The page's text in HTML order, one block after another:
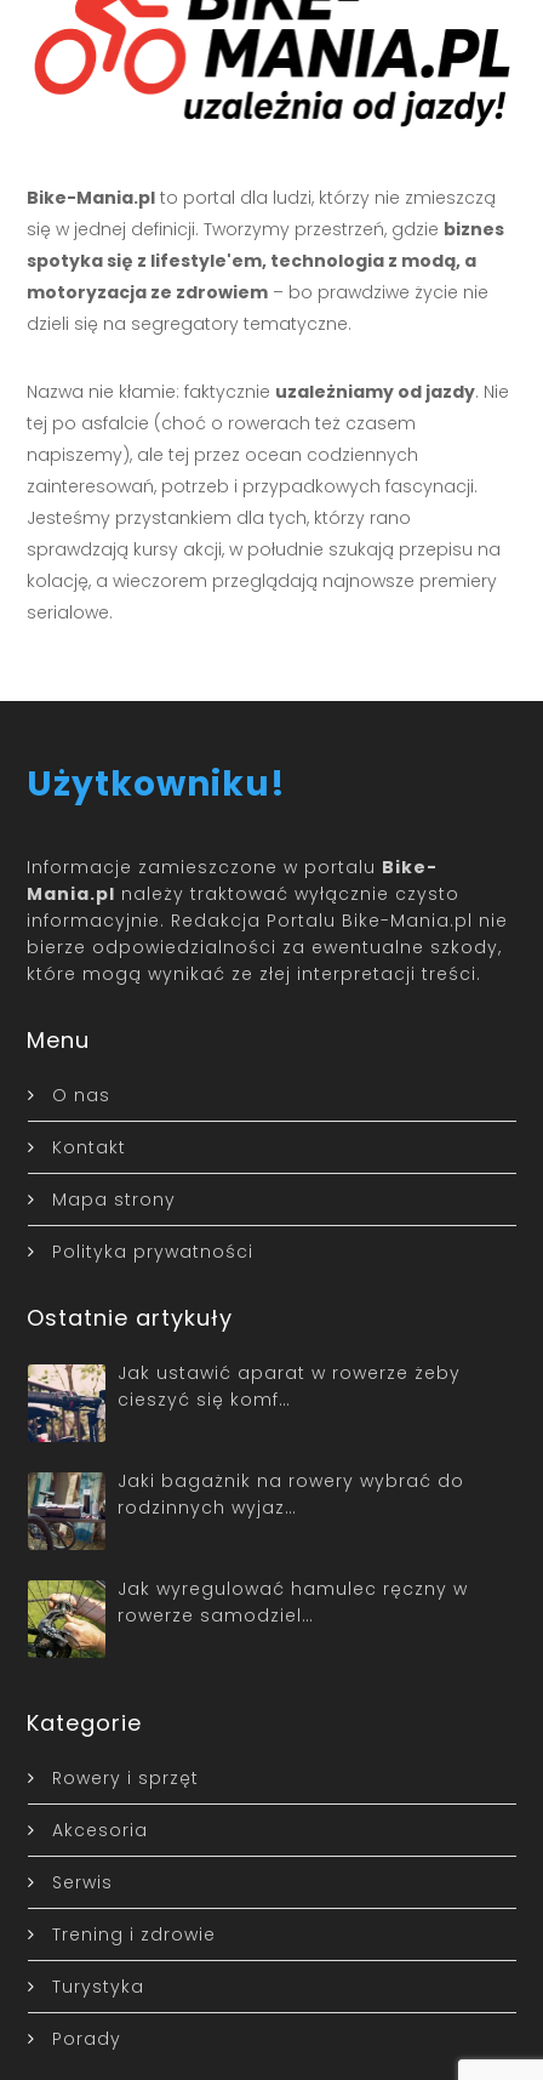
Bike-Mania.pl to portal dla ludzi, którzy nie zmieszczą
się w jednej definicji. Tworzymy przestrzeń, gdzie biznes
spotyka się z lifestyle'em, technologia z modą, a
motoryzacja ze zdrowiem – bo prawdziwe życie nie
dzieli się na segregatory tematyczne.
Nazwa nie kłamie: faktycznie uzależniamy od jazdy. Nie
tej po asfalcie (choć o rowerach też czasem
napiszemy), ale tej przez ocean codziennych
zainteresowań, potrzeb i przypadkowych fascynacji.
Jesteśmy przystankiem dla tych, którzy rano
sprawdzają kursy akcji, w południe szukają przepisu na
kolację, a wieczorem przeglądają najnowsze premiery
serialowe.
Użytkowniku!
Informacje zamieszczone w portalu Bike-
Mania.pl należy traktować wyłącznie czysto
informacyjnie. Redakcja Portalu Bike-Mania.pl nie
bierze odpowiedzialności za ewentualne szkody,
które mogą wynikać ze złej interpretacji treści.
Menu
O nas
Kontakt
Mapa strony
Polityka prywatności
Ostatnie artykuły
Jak ustawić aparat w rowerze żeby
cieszyć się komf…
Jaki bagażnik na rowery wybrać do
rodzinnych wyjaz…
Jak wyregulować hamulec ręczny w
rowerze samodziel…
Kategorie
Rowery i sprzęt
Akcesoria
Serwis
Trening i zdrowie
Turystyka
Porady